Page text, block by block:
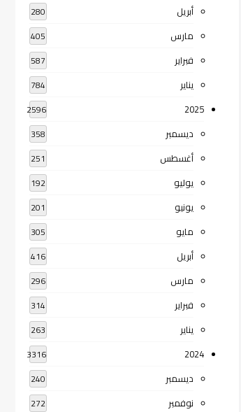
أبريل 280
مارس 405
فبراير 587
يناير 784
2025
2596
ديسمبر 358
أغسطس 251
يوليو 192
يونيو 201
مايو 305
أبريل 416
مارس 296
فبراير 314
يناير 263
2024
3316
ديسمبر 240
نوفمبر 272